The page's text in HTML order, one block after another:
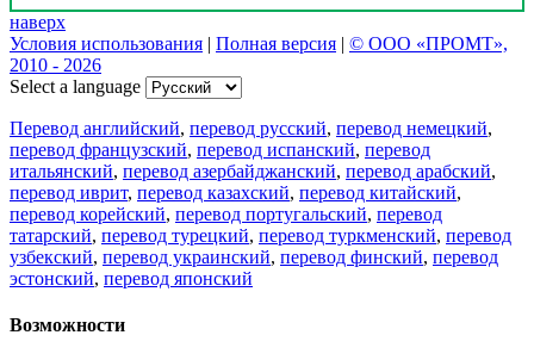
наверх
Условия использования | Полная версия | © ООО «ПРОМТ»,
2010 - 2026
Select a language
Перевод английский, перевод русский, перевод немецкий,
перевод французский, перевод испанский, перевод
итальянский, перевод азербайджанский, перевод арабский,
перевод иврит, перевод казахский, перевод китайский,
перевод корейский, перевод португальский, перевод
татарский, перевод турецкий, перевод туркменский, перевод
узбекский, перевод украинский, перевод финский, перевод
эстонский, перевод японский
Возможности